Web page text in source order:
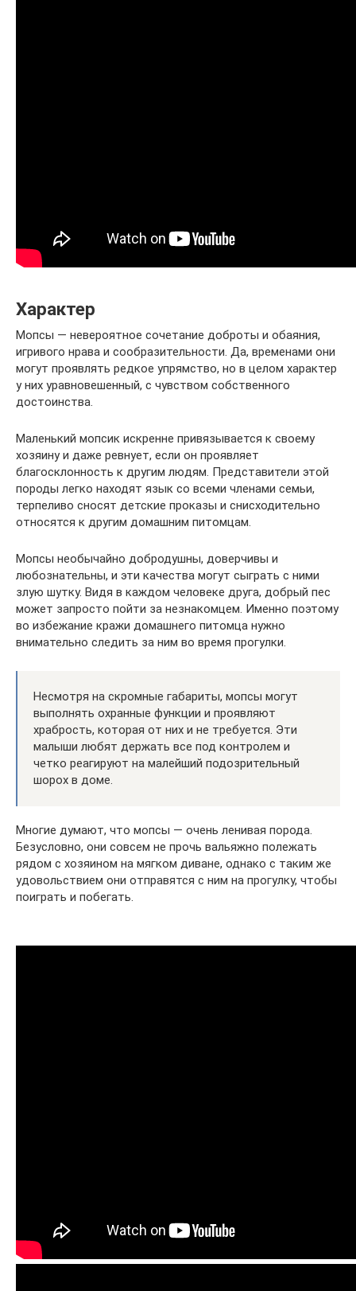
Характер
Мопсы — невероятное сочетание доброты и обаяния,
игривого нрава и сообразительности. Да, временами они
могут проявлять редкое упрямство, но в целом характер
у них уравновешенный, с чувством собственного
достоинства.
Маленький мопсик искренне привязывается к своему
хозяину и даже ревнует, если он проявляет
благосклонность к другим людям. Представители этой
породы легко находят язык со всеми членами семьи,
терпеливо сносят детские проказы и снисходительно
относятся к другим домашним питомцам.
Мопсы необычайно добродушны, доверчивы и
любознательны, и эти качества могут сыграть с ними
злую шутку. Видя в каждом человеке друга, добрый пес
может запросто пойти за незнакомцем. Именно поэтому
во избежание кражи домашнего питомца нужно
внимательно следить за ним во время прогулки.
Несмотря на скромные габариты, мопсы могут
выполнять охранные функции и проявляют
храбрость, которая от них и не требуется. Эти
малыши любят держать все под контролем и
четко реагируют на малейший подозрительный
шорох в доме.
Многие думают, что мопсы — очень ленивая порода.
Безусловно, они совсем не прочь вальяжно полежать
рядом с хозяином на мягком диване, однако с таким же
удовольствием они отправятся с ним на прогулку, чтобы
поиграть и побегать.